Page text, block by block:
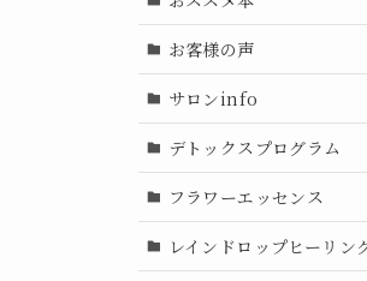
お客様の声
サロンinfo
デトックスプログラム
フラワーエッセンス
レインドロップヒーリン